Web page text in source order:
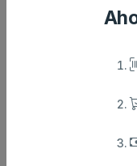
Bollo con pepitas de
chocolate choco